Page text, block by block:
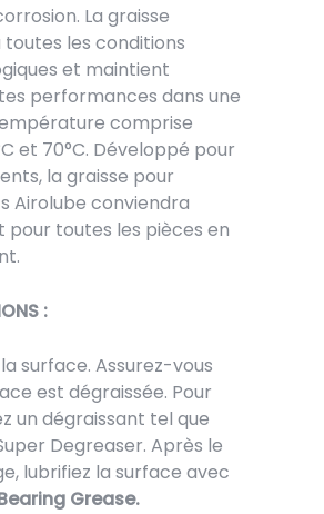
La graisse
les conditions
et maintient
performances dans une
comprise
et 70°C. Développé pour
la graisse pour
Airolube conviendra
pour toutes les pièces en
:
surface. Assurez-vous
est dégraissée. Pour
un dégraissant tel que
Degreaser. Après le
lubrifiez la surface avec
Grease.